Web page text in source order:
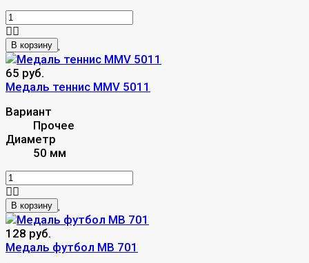
В корзину
65 руб.
Mедаль теннис MMV 5011
Вариант
Прочее
Диаметр
50 мм
В корзину
128 руб.
Медаль футбол MB 701